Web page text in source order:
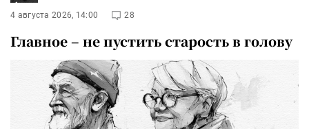
4 августа 2026, 14:00 28
Главное – не пустить старость в голову